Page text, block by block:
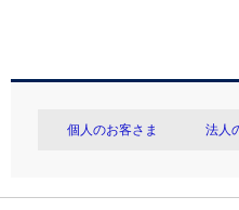
個人のお客さま 法人